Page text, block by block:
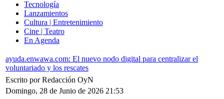
Tecnología
Lanzamientos
Cultura | Entretenimiento
Cine | Teatro
En Agenda
ayuda.enwawa.com: El nuevo nodo digital para centralizar el
voluntariado y los rescates
Escrito por Redacción OyN
Domingo, 28 de Junio de 2026 21:53